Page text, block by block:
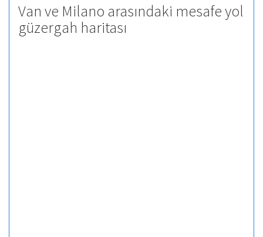
Van ve Milano arasındaki mesafe yol
güzergah haritası